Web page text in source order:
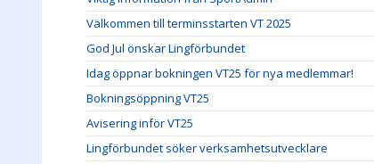
Välkommen till terminsstarten VT 2025
God Jul önskar Lingförbundet
Idag öppnar bokningen VT25 för nya medlemmar!
Bokningsöppning VT25
Avisering inför VT25
Lingförbundet söker verksamhetsutvecklare